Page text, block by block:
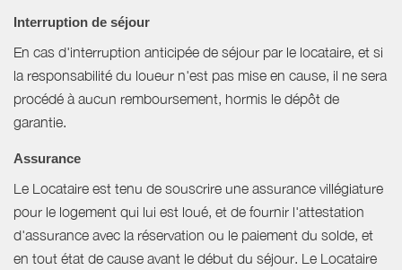
Interruption de séjour
En cas d'interruption anticipée de séjour par le locataire, et si
la responsabilité du loueur n'est pas mise en cause, il ne sera
procédé à aucun remboursement, hormis le dépôt de
garantie.
Assurance
Le Locataire est tenu de souscrire une assurance villégiature
pour le logement qui lui est loué, et de fournir l'attestation
d'assurance avec la réservation ou le paiement du solde, et
en tout état de cause avant le début du séjour. Le Locataire